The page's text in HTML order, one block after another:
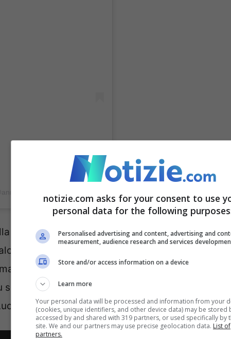
di Giorgia,considerata molto vicina a “La sera
Nostalgia” di Olly è stato affiancata a “Il filo
Cose invece il paragone è con due brani di
soltanto tu”. Dimenticarsi alle 7 di Elodie invece
Battisti.
notizie.com asks for your consent to use
personal data for the following
Personalised advertising and content, advertising and
measurement, audience research and services
Store and/or access information on a device
Learn more
Your personal data will be processed and information from your
(cookies, unique identifiers, and other device data) may be stored
accessed by and shared with 319 partners, or used specifically by
site. We and our partners may use precise geolocation data. List of
partners.